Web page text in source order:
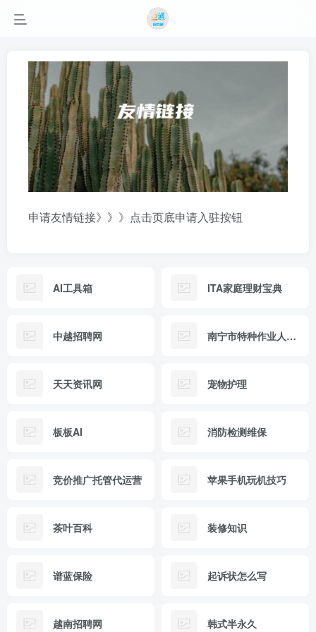
申请友情链接》》》点击页底申请入驻按钮
AI工具箱 ITA家庭理财宝典
中越招聘网 南宁市特种作业人员培训中心
天天资讯网 宠物护理
板板AI 消防检测维保
竞价推广托管代运营 苹果手机玩机技巧
茶叶百科 装修知识
谱蓝保险 起诉状怎么写
越南招聘网 韩式半永久